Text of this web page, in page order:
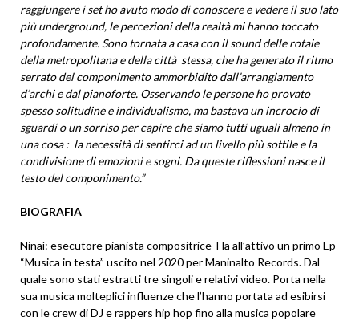
raggiungere i set ho avuto modo di conoscere e vedere il suo lato
più underground, le percezioni della realtà mi hanno toccato
profondamente. Sono tornata a casa con il sound delle rotaie
della metropolitana e della città stessa, che ha generato il ritmo
serrato del componimento ammorbidito dall’arrangiamento
d’archi e dal pianoforte. Osservando le persone ho provato
spesso solitudine e individualismo, ma bastava un incrocio di
sguardi o un sorriso per capire che siamo tutti uguali almeno in
una cosa : la necessità di sentirci ad un livello più sottile e la
condivisione di emozioni e sogni. Da queste riflessioni nasce il
testo del componimento.”
BIOGRAFIA
Ninaì: esecutore pianista compositrice Ha all’attivo un primo Ep
“Musica in testa” uscito nel 2020 per Maninalto Records. Dal
quale sono stati estratti tre singoli e relativi video. Porta nella
sua musica molteplici influenze che l’hanno portata ad esibirsi
con le crew di DJ e rappers hip hop fino alla musica popolare